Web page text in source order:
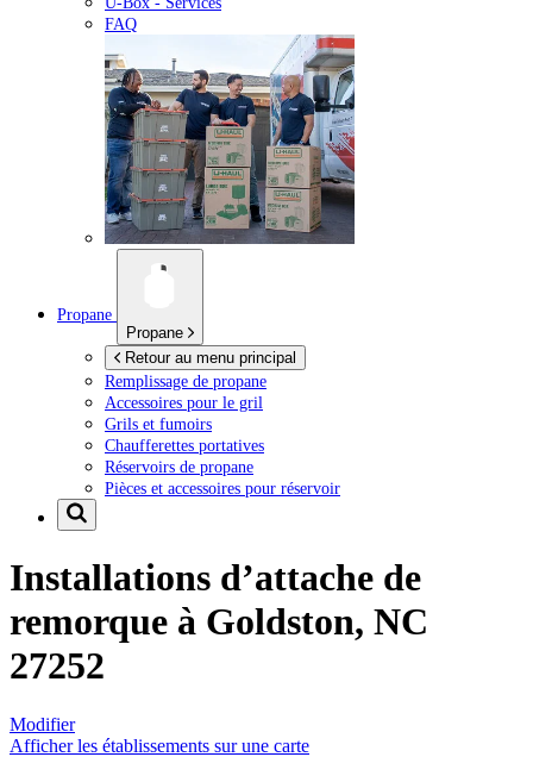
FAQ
Propane
Propane
Retour au menu principal
Remplissage de propane
Accessoires pour le gril
Grils et fumoirs
Chaufferettes portatives
Réservoirs de propane
Pièces et accessoires pour réservoir
Installations d’attache de
remorque à Goldston, NC
27252
Modifier
Afficher les établissements sur une carte